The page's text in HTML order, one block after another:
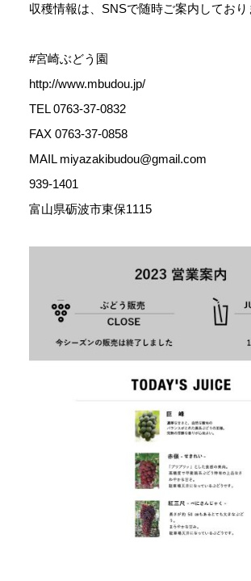
収穫情報は、SNSで随時ご案内してお
#宮崎ぶどう園
http://www.mbudou.jp/
TEL 0763-37-0832
FAX 0763-37-0858
MAIL miyazakibudou@gmail.com
939-1401
富山県砺波市東保1115